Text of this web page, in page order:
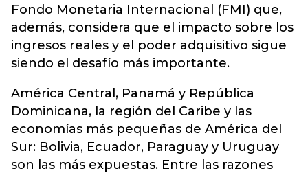
Fondo Monetaria Internacional (FMI) que,
además, considera que el impacto sobre los
ingresos reales y el poder adquisitivo sigue
siendo el desafío más importante.
América Central, Panamá y República
Dominicana, la región del Caribe y las
economías más pequeñas de América del
Sur: Bolivia, Ecuador, Paraguay y Uruguay
son las más expuestas. Entre las razones